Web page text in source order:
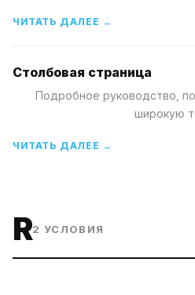
ЧИТАТЬ ДАЛЕЕ →
Столбовая страница
Подробное руководство,
широкую
ЧИТАТЬ ДАЛЕЕ →
R2 УСЛОВИЯ